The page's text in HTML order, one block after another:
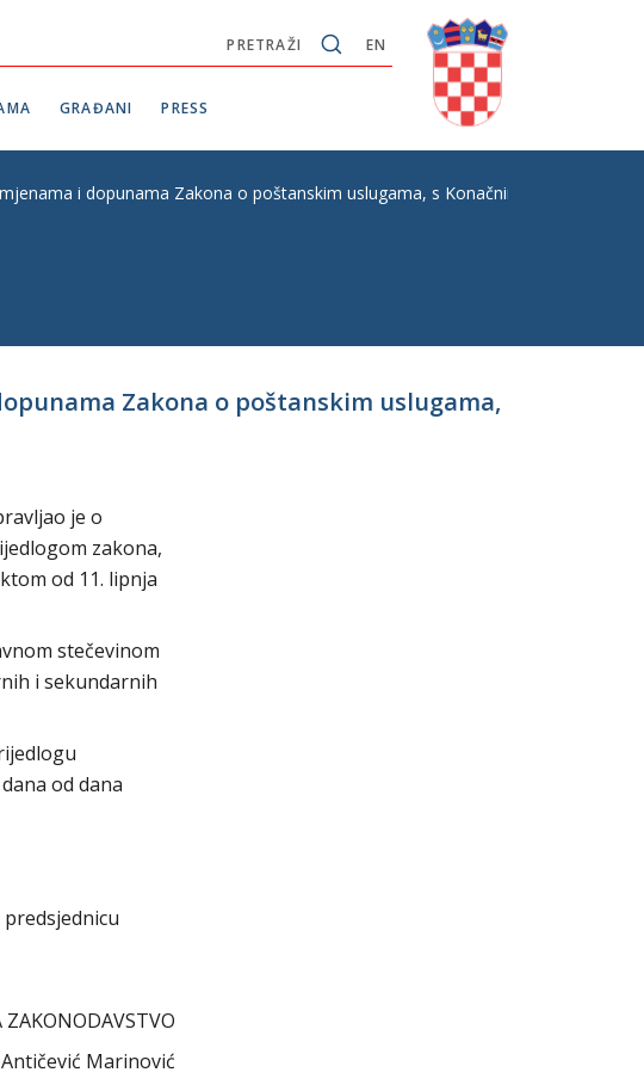
EN
PRETRAŽI
GRAĐANI PRESS
i dopunama Zakona o poštanskim uslugama, s Konačnim prijedlogom
Zakona o poštanskim uslugama,
je o
zakona,
od 11. lipnja
stečevinom
i sekundarnih
od dana
ZAKONODAVSTVO
Marinović